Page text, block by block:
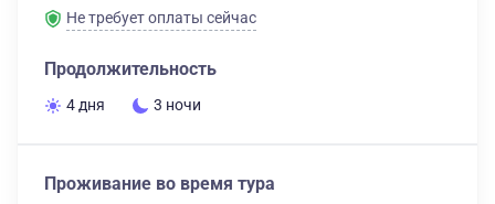
Не требует оплаты сейчас
Продолжительность
4 дня 3 ночи
Проживание во время тура